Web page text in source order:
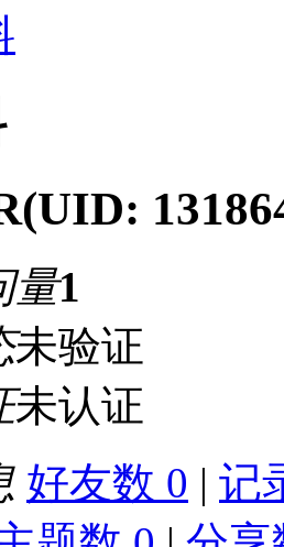
(UID:
量1
未验证
未认证
好友数 0 | 记